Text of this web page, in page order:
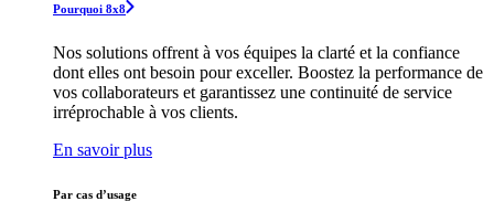
Pourquoi 8x8
Nos solutions offrent à vos équipes la clarté et la confiance
dont elles ont besoin pour exceller. Boostez la performance de
vos collaborateurs et garantissez une continuité de service
irréprochable à vos clients.
En savoir plus
Par cas d’usage